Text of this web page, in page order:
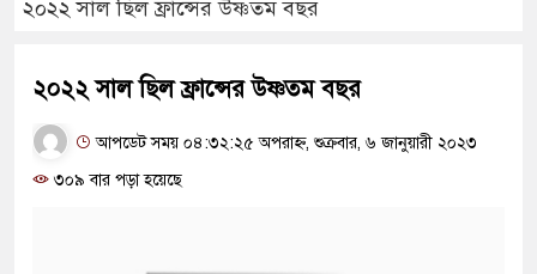
২০২২ সাল ছিল ফ্রান্সের উষ্ণতম বছর
২০২২ সাল ছিল ফ্রান্সের উষ্ণতম বছর
আপডেট সময় ০৪:৩২:২৫ অপরাহ্ন, শুক্রবার, ৬ জানুয়ারী ২০২৩
৩০৯ বার পড়া হয়েছে